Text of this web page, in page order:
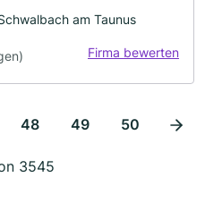
am Taunus
Firma bewerten
48 49 50
3545